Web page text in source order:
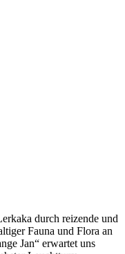
durch reizende und
Fauna und Flora an
Jan“ erwartet uns